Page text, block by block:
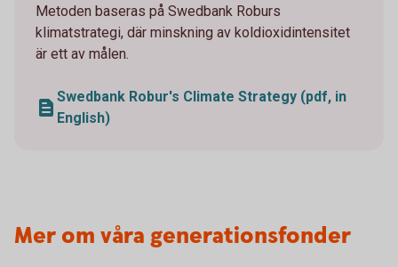
Metoden baseras på Swedbank Roburs
klimatstrategi, där minskning av koldioxidintensitet
är ett av målen.
Swedbank Robur's Climate Strategy (pdf, in
English)
Mer om våra generationsfonder